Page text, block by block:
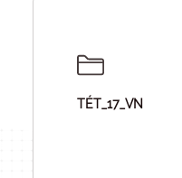
TÉT_17_VN